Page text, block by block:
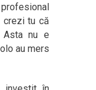
crezi tu că
Asta nu e
au mers